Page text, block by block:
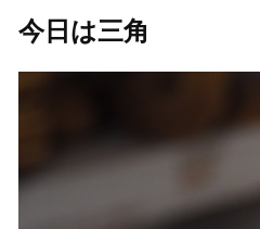
今日は三角